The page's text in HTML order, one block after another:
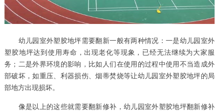
幼儿园室外塑胶地坪需要翻新一般有两种情况：一是幼儿园室外
塑胶地坪达到使用寿命，出现老化等现象，已经无法继续为大家服
务；二是外界环境的影响，比如人们在使用的过程中使用不当造成外
部破坏，如重压、利器损伤、烟蒂焚烧等让幼儿园室外塑胶地坪的局
部地方出现损坏。
像是以上的这些就需要翻新修补，幼儿园室外塑胶地坪翻新修补